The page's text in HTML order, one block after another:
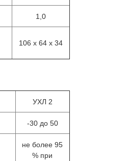
1,0
106 x 64 x 34
УХЛ 2
-30 до 50
не более 95
% при